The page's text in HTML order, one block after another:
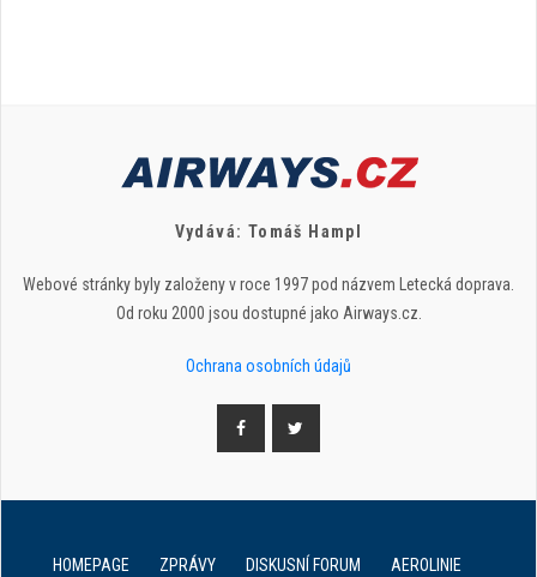
Vydává: Tomáš Hampl
Webové stránky byly založeny v roce 1997 pod názvem Letecká doprava.
Od roku 2000 jsou dostupné jako Airways.cz.
Ochrana osobních údajů
HOMEPAGE ZPRÁVY DISKUSNÍ FORUM AEROLINIE